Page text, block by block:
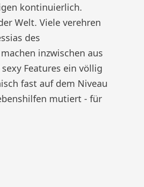
kontinuierlich.
Welt. Viele verehren
des
inzwischen aus
Features ein völlig
fast auf dem Niveau
mutiert - für